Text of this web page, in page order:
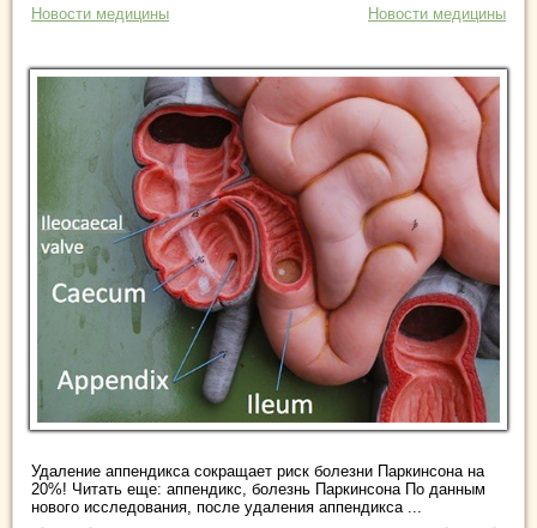
Новости медицины Новости медицины
Удаление аппендикса сокращает риск болезни Паркинсона на
20%! Читать еще: аппендикс, болезнь Паркинсона По данным
нового исследования, после удаления аппендикса ...